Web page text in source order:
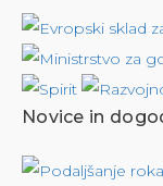
Novice in